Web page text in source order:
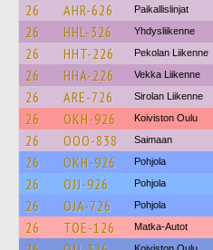
26 AHR-626 Paikallislinjat
26 HHL-326 Yhdysliikenne
26 HHT-226 Pekolan Liikenne
26 HHA-226 Vekka Liikenne
26 ARE-726 Sirolan Liikenne
26 OKH-926 Koiviston Oulu
26 OOO-838 Saimaan
26 OKH-926 Pohjola
26 OJJ-926 Pohjola
26 OJA-726 Pohjola
26 TOE-126 Matka-Autot